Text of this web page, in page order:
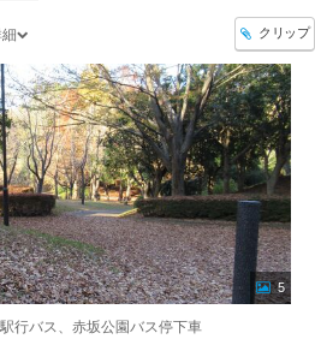
クリップ
5
行バス、赤坂公園バス停下車